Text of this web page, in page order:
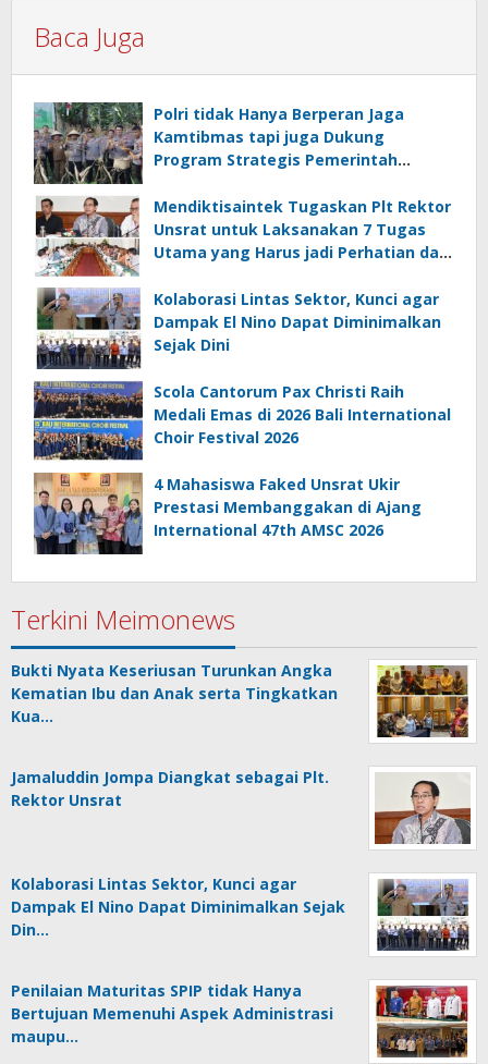
Baca Juga
Polri tidak Hanya Berperan Jaga
Kamtibmas tapi juga Dukung
Program Strategis Pemerintah
Pangan
Mendiktisaintek Tugaskan Plt Rektor
Unsrat untuk Laksanakan 7 Tugas
Utama yang Harus jadi Perhatian dan
Kolaborasi Lintas Sektor, Kunci agar
Dampak El Nino Dapat Diminimalkan
Sejak Dini
Scola Cantorum Pax Christi Raih
Medali Emas di 2026 Bali International
Choir Festival 2026
4 Mahasiswa Faked Unsrat Ukir
Prestasi Membanggakan di Ajang
International 47th AMSC 2026
Terkini Meimonews
Bukti Nyata Keseriusan Turunkan Angka
Kematian Ibu dan Anak serta Tingkatkan
Kua…
Jamaluddin Jompa Diangkat sebagai Plt.
Rektor Unsrat
Kolaborasi Lintas Sektor, Kunci agar
Dampak El Nino Dapat Diminimalkan Sejak
Din…
Penilaian Maturitas SPIP tidak Hanya
Bertujuan Memenuhi Aspek Administrasi
maupu…